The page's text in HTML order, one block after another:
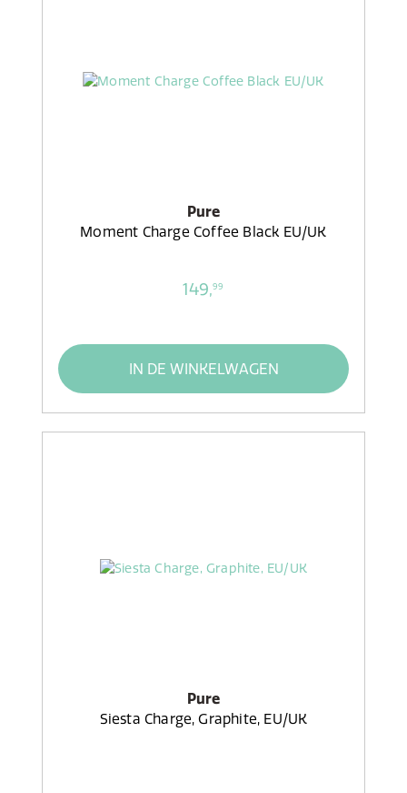
Pure
Moment Charge Coffee Black EU/UK
149,99
IN DE WINKELWAGEN
Pure
Siesta Charge, Graphite, EU/UK